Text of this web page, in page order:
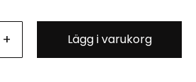
+ Lägg i varukorg
1574-1602 Momoyama era